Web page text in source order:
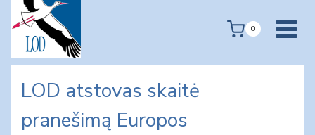
content
0
LOD atstovas skaitė
pranešimą Europos